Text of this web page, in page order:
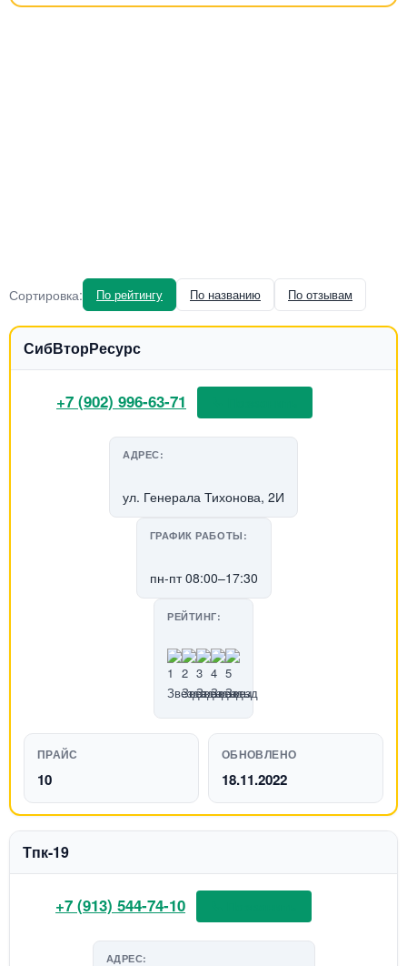
Сортировка: По рейтингу По названию По отзывам
СибВторРесурс
+7 (902) 996-63-71
АДРЕС:
ул. Генерала Тихонова, 2И
ГРАФИК РАБОТЫ:
пн-пт 08:00–17:30
РЕЙТИНГ:
ПРАЙС
10
ОБНОВЛЕНО
18.11.2022
Тпк-19
+7 (913) 544-74-10
АДРЕС: